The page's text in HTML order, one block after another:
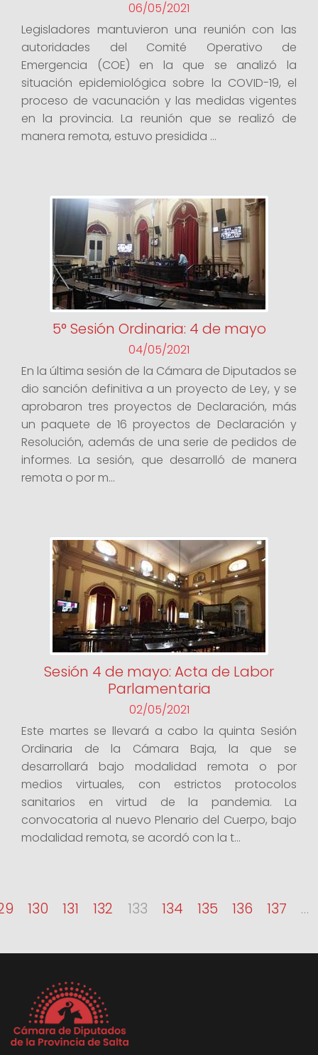
06/05/2021
Legisladores mantuvieron una reunión con las
autoridades del Comité Operativo de
Emergencia (COE) en la que se analizó la
situación epidemiológica sobre la COVID-19, el
proceso de vacunación y las medidas vigentes
en la provincia. La reunión que se realizó de
manera remota, estuvo presidida ...
5° Sesión Ordinaria: 4 de mayo
04/05/2021
En la última sesión de la Cámara de Diputados se
dio sanción definitiva a un proyecto de Ley, y se
aprobaron tres proyectos de Declaración, más
un paquete de 16 proyectos de Declaración y
Resolución, además de una serie de pedidos de
informes. La sesión, que desarrolló de manera
remota o por m...
Sesión 4 de mayo: Acta de Labor
Parlamentaria
02/05/2021
Este martes se llevará a cabo la quinta Sesión
Ordinaria de la Cámara Baja, la que se
desarrollará bajo modalidad remota o por
medios virtuales, con estrictos protocolos
sanitarios en virtud de la pandemia. La
convocatoria al nuevo Plenario del Cuerpo, bajo
modalidad remota, se acordó con la t...
130 131 132 133 134 135 136 137 …